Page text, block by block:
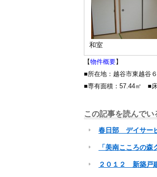
和室
【物件概要】
■所在地：越谷市東越谷
■専有面積：57.44㎡ ■
この記事を読んで
春日部 デイサー
「美南こころの森
２０１２ 新築戸